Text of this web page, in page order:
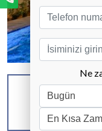
KAPASİTE
6 KİŞİ
Ne